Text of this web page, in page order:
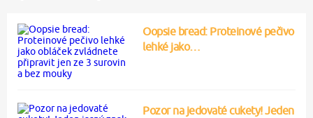
Oopsie bread: Proteinové pečivo
lehké jako…
Pozor na jedovaté cukety! Jeden